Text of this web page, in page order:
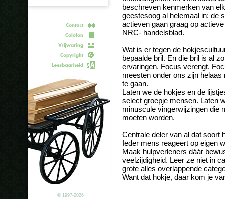
© 1997-2026
beschreven kenmerken van
geestesoog al helemaal in: de
actieven gaan graag op
NRC- handelsblad.
Wat is er tegen de
bepaalde bril. En die bril is al
ervaringen. Focus verengt.
meesten onder ons zijn
te gaan.
Laten we de hokjes en de
select groepje mensen. Laten
minuscule vingerwijzingen die
moeten worden.
Centrale deler van al dat soort
Ieder mens reageert op eigen
Maak hulpverleners dáár
veelzijdigheid. Leer ze niet in
grote alles overlappende
Want dat hokje, daar kom je